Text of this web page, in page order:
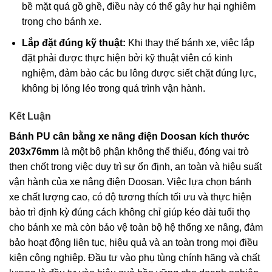
bề mặt quá gồ ghề, điều này có thể gây hư hại nghiêm
trọng cho bánh xe.
Lắp đặt đúng kỹ thuật: Khi thay thế bánh xe, việc lắp
đặt phải được thực hiện bởi kỹ thuật viên có kinh
nghiệm, đảm bảo các bu lông được siết chặt đúng lực,
không bị lỏng lẻo trong quá trình vận hành.
Kết Luận
Bánh PU cân bằng xe nâng điện Doosan kích thước
203x76mm là một bộ phận không thể thiếu, đóng vai trò
then chốt trong việc duy trì sự ổn định, an toàn và hiệu suất
vận hành của xe nâng điện Doosan. Việc lựa chọn bánh
xe chất lượng cao, có độ tương thích tối ưu và thực hiện
bảo trì định kỳ đúng cách không chỉ giúp kéo dài tuổi thọ
cho bánh xe mà còn bảo vệ toàn bộ hệ thống xe nâng, đảm
bảo hoạt động liên tục, hiệu quả và an toàn trong mọi điều
kiện công nghiệp. Đầu tư vào phụ tùng chính hãng và chất